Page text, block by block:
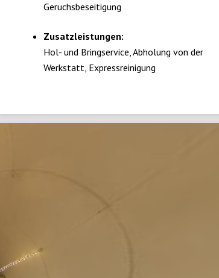
Geruchsbeseitigung
Zusatzleistungen:
Hol- und Bringservice, Abholung von der
Werkstatt, Expressreinigung